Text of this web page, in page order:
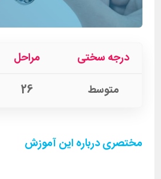
درجه سختی مراحل
متوسط
26
مختصری درباره این آموزش